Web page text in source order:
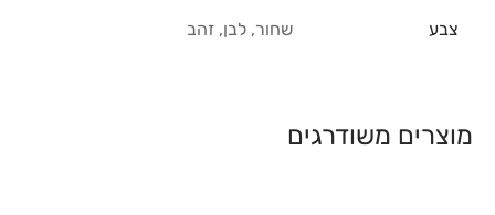
צבע שחור, לבן, זהב
מוצרים משודרגים